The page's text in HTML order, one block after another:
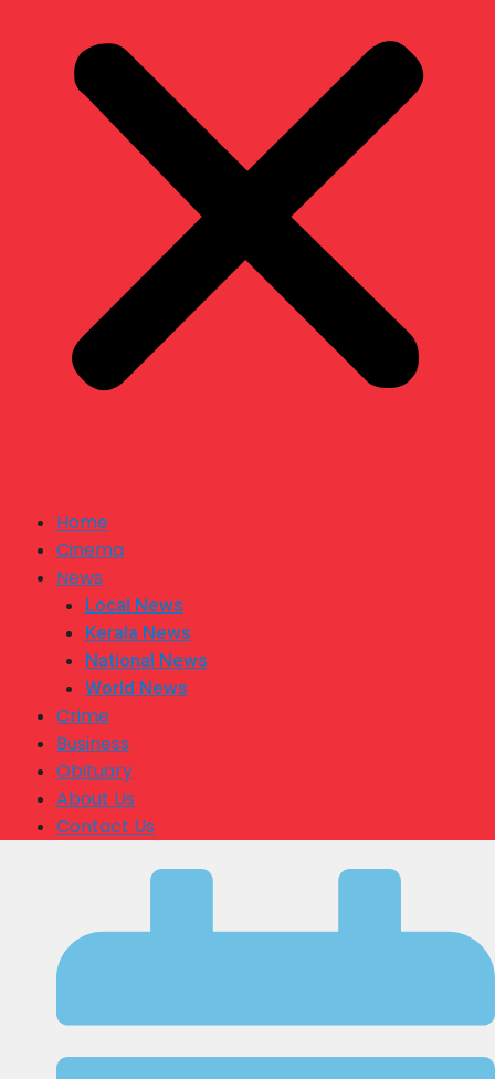
Home
Cinema
News
Local News
Kerala News
National News
World News
Crime
Business
Obituary
About Us
Contact Us